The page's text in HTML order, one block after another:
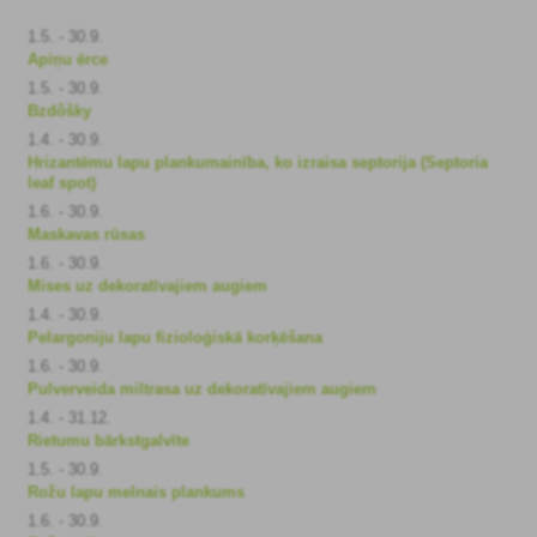
1.5. - 30.9.
Apiņu ērce
1.5. - 30.9.
Bzdôšky
1.4. - 30.9.
Hrizantēmu lapu plankumainība, ko izraisa septorija (Septoria
leaf spot)
1.6. - 30.9.
Maskavas rūsas
1.6. - 30.9.
Mises uz dekoratīvajiem augiem
1.4. - 30.9.
Pelargoniju lapu fizioloģiskā korķēšana
1.6. - 30.9.
Pulverveida miltrasa uz dekoratīvajiem augiem
1.4. - 31.12.
Rietumu bārkstgalvīte
1.5. - 30.9.
Rožu lapu melnais plankums
1.6. - 30.9.